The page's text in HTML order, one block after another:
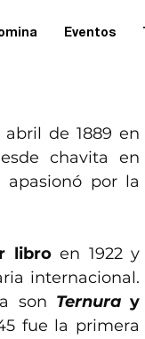
Eventos
de 1889 en
chavita en
apasionó por la
libro en 1922 y
internacional.
son Ternura
fue la primera